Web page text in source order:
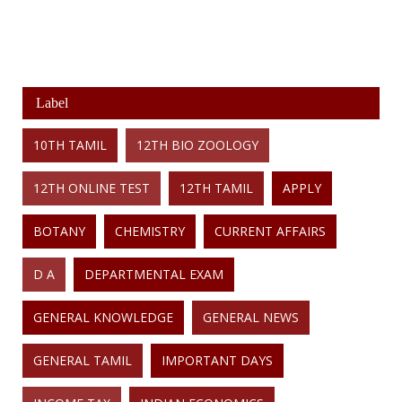
Label
10TH TAMIL 12TH BIO ZOOLOGY
12TH ONLINE TEST 12TH TAMIL APPLY
BOTANY CHEMISTRY CURRENT AFFAIRS
D A DEPARTMENTAL EXAM
GENERAL KNOWLEDGE GENERAL NEWS
GENERAL TAMIL IMPORTANT DAYS